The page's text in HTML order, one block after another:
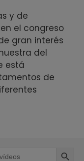
y de
el congreso
gran interés
del
está
de
Botón de